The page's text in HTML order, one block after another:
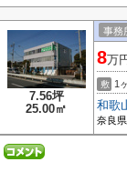
7.56坪
25.00㎡
事務
8万
敷 1
和歌
奈良県